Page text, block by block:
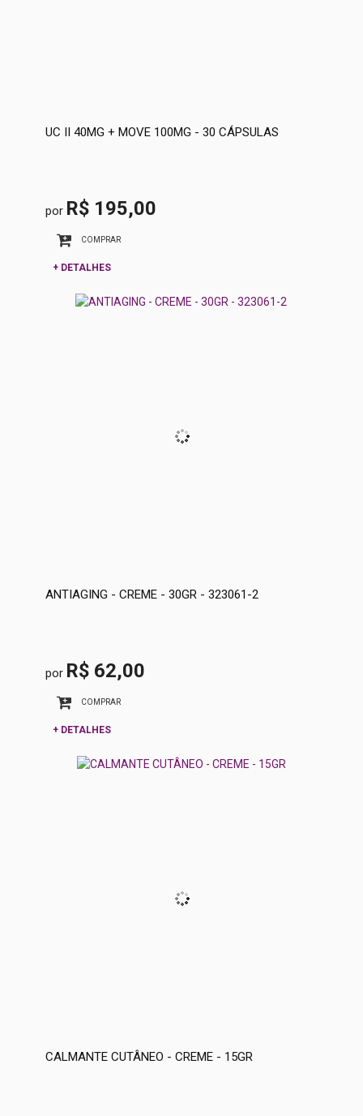
UC II 40MG + MOVE 100MG - 30 CÁPSULAS
por R$ 195,00
COMPRAR
+ DETALHES
ANTIAGING - CREME - 30GR - 323061-2
por R$ 62,00
COMPRAR
+ DETALHES
CALMANTE CUTÂNEO - CREME - 15GR